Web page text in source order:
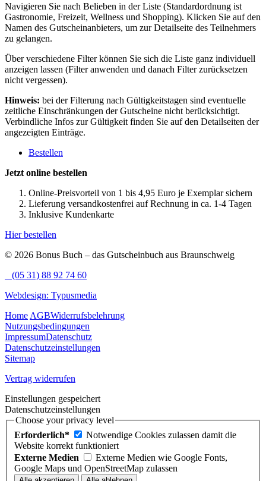
Navigieren Sie nach Belieben in der Liste (Standardordnung ist
Gastronomie, Freizeit, Wellness und Shopping). Klicken Sie auf den
Namen des Gutscheinanbieters, um zur Detailseite des Teilnehmers
zu gelangen.
Über verschiedene Filter können Sie sich die Liste ganz individuell
anzeigen lassen (Filter anwenden und danach Filter zurücksetzen
nicht vergessen).
Hinweis: bei der Filterung nach Gültigkeitstagen sind eventuelle
zeitliche Einschränkungen der Gutscheine nicht berücksichtigt.
Verbindliche Infos zur Gültigkeit finden Sie auf den Detailseiten der
angezeigten Einträge.
Bestellen
Jetzt online bestellen
Online-Preisvorteil von 1 bis 4,95 Euro je Exemplar sichern
Lieferung versandkostenfrei auf Rechnung in ca. 1-4 Tagen
Inklusive Kundenkarte
Hier bestellen
© 2026 Bonus Buch – das Gutscheinbuch aus Braunschweig
(05 31) 88 92 74 60
Webdesign: Typusmedia
Home AGBWiderrufsbelehrung
Nutzungsbedingungen
ImpressumDatenschutz
Datenschutzeinstellungen
Sitemap
Vertrag widerrufen
Einstellungen gespeichert
Datenschutzeinstellungen
Choose your privacy level
Erforderlich*
Notwendige Cookies zulassen damit die
Website korrekt funktioniert
Externe Medien
Externe Medien wie Google Fonts,
Google Maps und OpenStreetMap zulassen